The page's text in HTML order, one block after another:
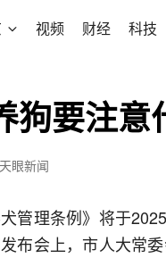
视频 财经 科技
狗要注
天眼新闻
犬管理条例》将于
布会上，市人大常